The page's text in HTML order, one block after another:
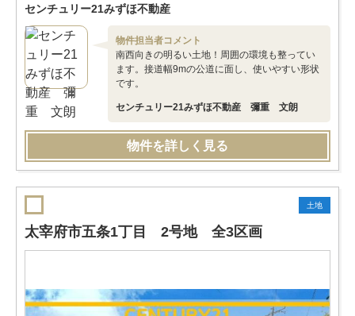
センチュリー21みずほ不動産
物件担当者コメント
南西向きの明るい土地！周囲の環境も整ってい
ます。接道幅9mの公道に面し、使いやすい形状
です。
センチュリー21みずほ不動産 彌重 文朗
物件を詳しく見る
土地
太宰府市五条1丁目 2号地 全3区画